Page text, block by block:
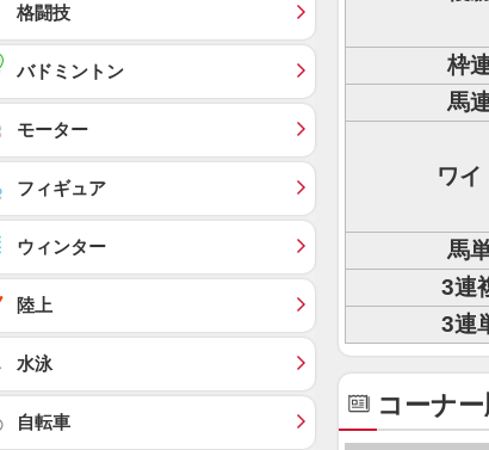
枠
馬
ワイ
馬
3連
3連
コーナ
格闘技
バドミントン
モーター
フィギュア
ウィンター
陸上
水泳
自転車